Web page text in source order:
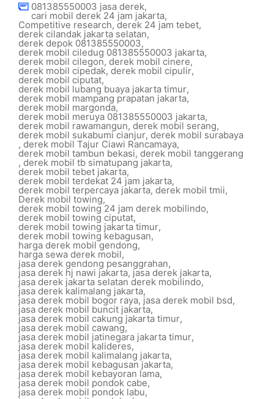
081385550003 jasa derek,
cari mobil derek 24 jam jakarta,
Competitive research, derek 24 jam tebet,
derek cilandak jakarta selatan,
derek depok 081385550003,
derek mobil ciledug 081385550003 jakarta,
derek mobil cilegon, derek mobil cinere,
derek mobil cipedak, derek mobil cipulir,
derek mobil ciputat,
derek mobil lubang buaya jakarta timur,
derek mobil mampang prapatan jakarta,
derek mobil margonda,
derek mobil meruya 081385550003 jakarta,
derek mobil rawamangun, derek mobil serang,
derek mobil sukabumi cianjur, derek mobil surabaya
, derek mobil Tajur Ciawi Rancamaya,
derek mobil tambun bekasi, derek mobil tanggerang
, derek mobil tb simatupang jakarta,
derek mobil tebet jakarta,
derek mobil terdekat 24 jam jakarta,
derek mobil terpercaya jakarta, derek mobil tmii,
Derek mobil towing,
derek mobil towing 24 jam derek mobilindo,
derek mobil towing ciputat,
derek mobil towing jakarta timur,
derek mobil towing kebagusan,
harga derek mobil gendong,
harga sewa derek mobil,
jasa derek gendong pesanggrahan,
jasa derek hj nawi jakarta, jasa derek jakarta,
jasa derek jakarta selatan derek mobilindo,
jasa derek kalimalang jakarta,
jasa derek mobil bogor raya, jasa derek mobil bsd,
jasa derek mobil buncit jakarta,
jasa derek mobil cakung jakarta timur,
jasa derek mobil cawang,
jasa derek mobil jatinegara jakarta timur,
jasa derek mobil kalideres,
jasa derek mobil kalimalang jakarta,
jasa derek mobil kebagusan jakarta,
jasa derek mobil kebayoran lama,
jasa derek mobil pondok cabe,
jasa derek mobil pondok labu,